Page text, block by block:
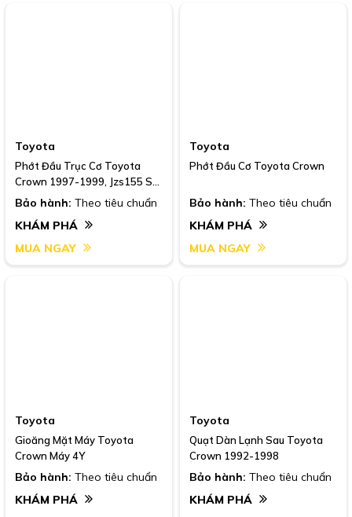
Toyota
Phớt Đầu Trục Cơ Toyota
Crown 1997-1999, Jzs155 Số
Tự Động
Bảo hành: Theo tiêu chuẩn
KHÁM PHÁ
MUA NGAY
Toyota
Phớt Đầu Cơ Toyota Crown
Bảo hành: Theo tiêu chuẩn
KHÁM PHÁ
MUA NGAY
Toyota
Gioăng Mặt Máy Toyota
Crown Máy 4Y
Bảo hành: Theo tiêu chuẩn
KHÁM PHÁ
Toyota
Quạt Dàn Lạnh Sau Toyota
Crown 1992-1998
Bảo hành: Theo tiêu chuẩn
KHÁM PHÁ